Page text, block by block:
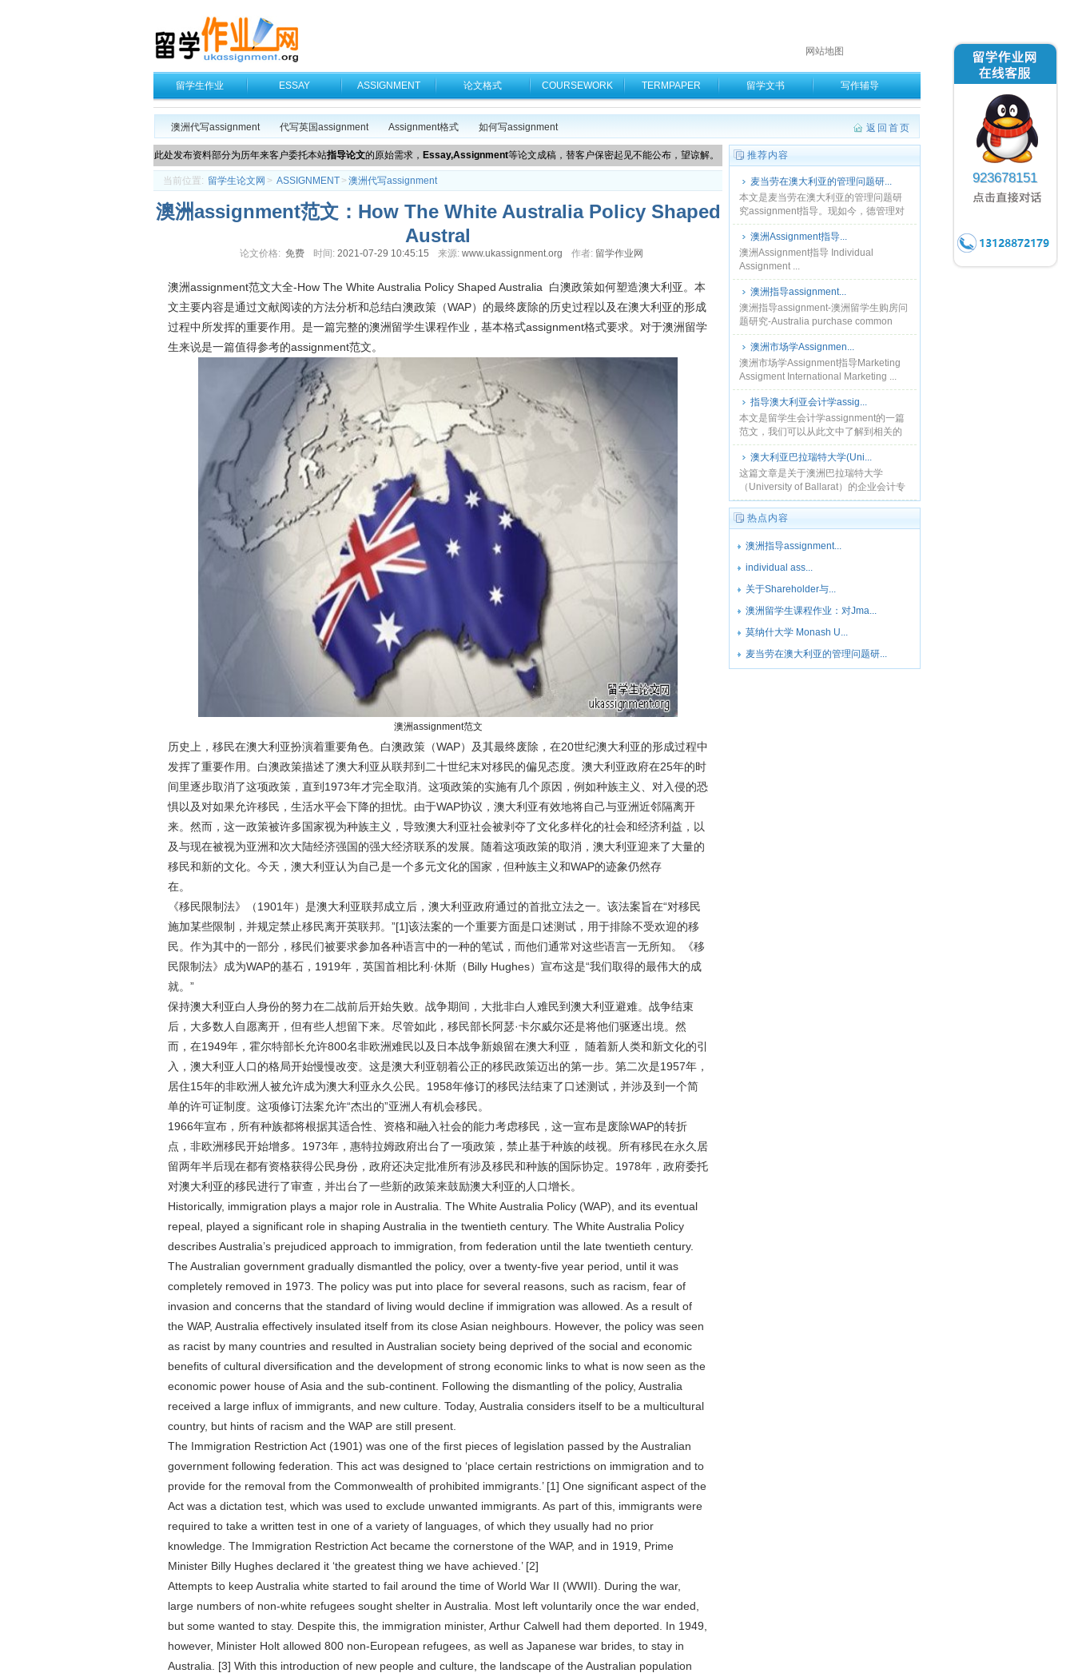
网站地图
留学生作业 ESSAY ASSIGNMENT 论文格式 COURSEWORK TERMPAPER 留学文书 写作辅导
澳洲代写assignment 代写英国assignment Assignment格式 如何写assignment 返回首页
此处发布资料部分为历年来客户委托本站指导论文的原始需求， Essay,Assignment等论文成稿，替客户保密起见不能公布，望谅解。
当前位置: 留学生论文网 > ASSIGNMENT > 澳洲代写assignment
澳洲assignment范文：How The White Australia Policy Shaped
Austral
论文价格: 免费 时间: 2021-07-29 10:45:15 来源: www.ukassignment.org 作者: 留学作业网
澳洲assignment范文大全-How The White Australia Policy Shaped Australia 白澳政策如何塑造澳大利亚。本
文主要内容是通过文献阅读的方法分析和总结白澳政策（WAP）的最终废除的历史过程以及在澳大利亚的形成
过程中所发挥的重要作用。是一篇完整的澳洲留学生课程作业，基本格式assignment格式要求。对于澳洲留学
生来说是一篇值得参考的assignment范文。
澳洲assignment范文
历史上，移民在澳大利亚扮演着重要角色。白澳政策（WAP）及其最终废除，在20世纪澳大利亚的形成过程中
发挥了重要作用。白澳政策描述了澳大利亚从联邦到二十世纪末对移民的偏见态度。澳大利亚政府在25年的时
间里逐步取消了这项政策，直到1973年才完全取消。这项政策的实施有几个原因，例如种族主义、对入侵的恐
惧以及对如果允许移民，生活水平会下降的担忧。由于WAP协议，澳大利亚有效地将自己与亚洲近邻隔离开
来。然而，这一政策被许多国家视为种族主义，导致澳大利亚社会被剥夺了文化多样化的社会和经济利益，以
及与现在被视为亚洲和次大陆经济强国的强大经济联系的发展。随着这项政策的取消，澳大利亚迎来了大量的
移民和新的文化。今天，澳大利亚认为自己是一个多元文化的国家，但种族主义和WAP的迹象仍然存
在。
《移民限制法》（1901年）是澳大利亚联邦成立后，澳大利亚政府通过的首批立法之一。该法案旨在“对移民
施加某些限制，并规定禁止移民离开英联邦。”[1]该法案的一个重要方面是口述测试，用于排除不受欢迎的移
民。作为其中的一部分，移民们被要求参加各种语言中的一种的笔试，而他们通常对这些语言一无所知。《移
民限制法》成为WAP的基石，1919年，英国首相比利·休斯（Billy Hughes）宣布这是“我们取得的最伟大的成
就。”
保持澳大利亚白人身份的努力在二战前后开始失败。战争期间，大批非白人难民到澳大利亚避难。战争结束
后，大多数人自愿离开，但有些人想留下来。尽管如此，移民部长阿瑟·卡尔威尔还是将他们驱逐出境。然
而，在1949年，霍尔特部长允许800名非欧洲难民以及日本战争新娘留在澳大利亚， 随着新人类和新文化的引
入，澳大利亚人口的格局开始慢慢改变。这是澳大利亚朝着公正的移民政策迈出的第一步。第二次是1957年，
居住15年的非欧洲人被允许成为澳大利亚永久公民。1958年修订的移民法结束了口述测试，并涉及到一个简
单的许可证制度。这项修订法案允许“杰出的”亚洲人有机会移民。
1966年宣布，所有种族都将根据其适合性、资格和融入社会的能力考虑移民，这一宣布是废除WAP的转折
点，非欧洲移民开始增多。1973年，惠特拉姆政府出台了一项政策，禁止基于种族的歧视。所有移民在永久居
留两年半后现在都有资格获得公民身份，政府还决定批准所有涉及移民和种族的国际协定。1978年，政府委托
对澳大利亚的移民进行了审查，并出台了一些新的政策来鼓励澳大利亚的人口增长。
Historically, immigration plays a major role in Australia. The White Australia Policy (WAP), and its eventual
repeal, played a significant role in shaping Australia in the twentieth century. The White Australia Policy
describes Australia’s prejudiced approach to immigration, from federation until the late twentieth century.
The Australian government gradually dismantled the policy, over a twenty-five year period, until it was
completely removed in 1973. The policy was put into place for several reasons, such as racism, fear of
invasion and concerns that the standard of living would decline if immigration was allowed. As a result of
the WAP, Australia effectively insulated itself from its close Asian neighbours. However, the policy was seen
as racist by many countries and resulted in Australian society being deprived of the social and economic
benefits of cultural diversification and the development of strong economic links to what is now seen as the
economic power house of Asia and the sub-continent. Following the dismantling of the policy, Australia
received a large influx of immigrants, and new culture. Today, Australia considers itself to be a multicultural
country, but hints of racism and the WAP are still present.
The Immigration Restriction Act (1901) was one of the first pieces of legislation passed by the Australian
government following federation. This act was designed to ‘place certain restrictions on immigration and to
provide for the removal from the Commonwealth of prohibited immigrants.’ [1] One significant aspect of the
Act was a dictation test, which was used to exclude unwanted immigrants. As part of this, immigrants were
required to take a written test in one of a variety of languages, of which they usually had no prior
knowledge. The Immigration Restriction Act became the cornerstone of the WAP, and in 1919, Prime
Minister Billy Hughes declared it ‘the greatest thing we have achieved.’ [2]
Attempts to keep Australia white started to fail around the time of World War II (WWII). During the war,
large numbers of non-white refugees sought shelter in Australia. Most left voluntarily once the war ended,
but some wanted to stay. Despite this, the immigration minister, Arthur Calwell had them deported. In 1949,
however, Minister Holt allowed 800 non-European refugees, as well as Japanese war brides, to stay in
Australia. [3] With this introduction of new people and culture, the landscape of the Australian population
推荐内容
麦当劳在澳大利亚的管理问题研...
本文是麦当劳在澳大利亚的管理问题研
究assignment指导。现如今，德管理对
全球市场上的公司取得持续发展和长期
成功来说是及其重要的。大多数的麦当
劳餐厅都提供柜......
澳洲Assignment指导...
澳洲Assignment指导 Individual
Assignment ...
澳洲指导assignment...
澳洲指导assignment-澳洲留学生购房问
题研究-Australia purchase common
problem summary - there is ......
澳洲市场学Assignmen...
澳洲市场学Assignment指导Marketing
Assigment International Marketing ...
指导澳大利亚会计学assig...
本文是留学生会计学assignment的一篇
范文，我们可以从此文中了解到相关的
书写要求，这篇论文主要分析互联网与
利益相关者之间的关系。...
澳大利亚巴拉瑞特大学(Uni...
这篇文章是关于澳洲巴拉瑞特大学
（University of Ballarat）的企业会计专
业一个课程作业的写作要求,关于评分标
准，以及剽窃的处罚问题等....
热点内容
澳洲指导assignment...
individual ass...
关于Shareholder与...
澳洲留学生课程作业：对Jma...
莫纳什大学 Monash U...
麦当劳在澳大利亚的管理问题研...
923678151